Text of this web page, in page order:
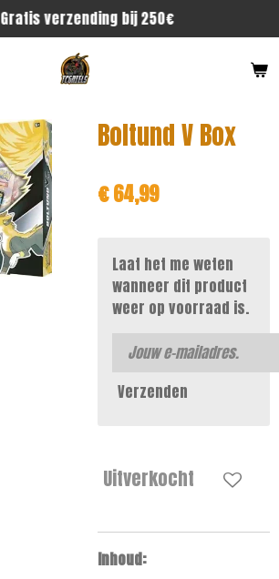
Gratis verzending bij 250€
Boltund V Box
€ 64,99
Laat het me weten
wanneer dit product
weer op voorraad is.
Verzenden
Uitverkocht
Inhoud: